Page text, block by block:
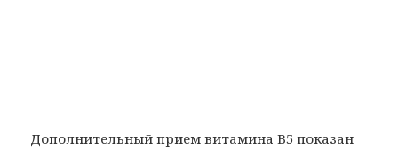
Дополнительный прием витамина В5 показан